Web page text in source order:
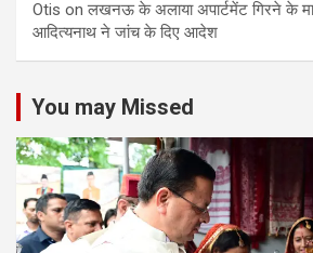
Otis onलखनऊ के अलाया अपार्टमेंट गिरने के
आद‍ित्‍यनाथ ने जांच के द‍िए आदेश
You may Missed